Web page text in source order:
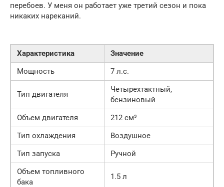
перебоев. У меня он работает уже третий сезон и пока
никаких нареканий.
Характеристика
Значение
Мощность
7 л.с.
Тип двигателя
Четырехтактный,
бензиновый
Объем двигателя
212 см³
Тип охлаждения
Воздушное
Тип запуска
Ручной
Объем топливного
бака
1.5 л